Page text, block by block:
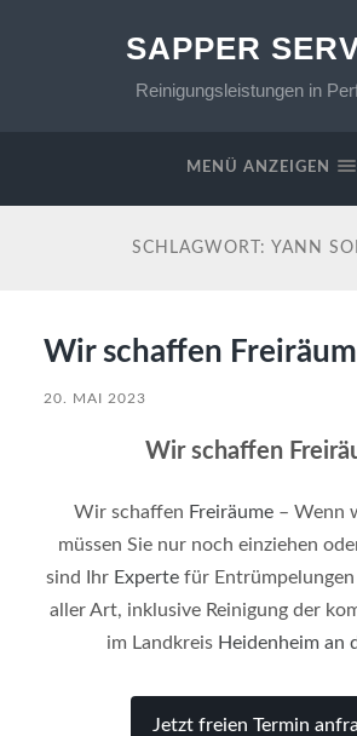
SAPPER
Reinigungsleistungen in
MENÜ ANZEIGEN
SCHLAGWORT: YANN
Wir schaffen
20. MAI 2023
Wir schaffen
Wir schaffen Freiräume – Wenn
müssen Sie nur noch einziehen
sind Ihr Expertefür Entrümpelungen
aller Art, inklusive Reinigung der
im Landkreis Heidenheim an
Jetzt freien Termin